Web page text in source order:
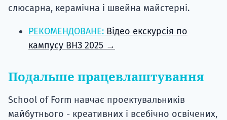
слюсарна, керамічна і швейна майстерні.
РЕКОМЕНДОВАНЕ: Відео екскурсія по
кампусу ВНЗ 2025 →
Подальше працевлаштування
School of Form навчає проектувальників
майбутнього - креативних і всебічно освічених,